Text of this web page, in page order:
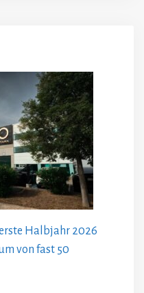
Halbjahr 2026
von fast 50